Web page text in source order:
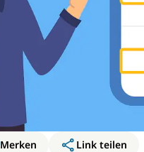
Merken
Link teilen